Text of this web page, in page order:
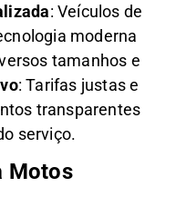
: Veículos de
moderna
tamanhos e
: Tarifas justas e
transparentes
serviço.
Motos